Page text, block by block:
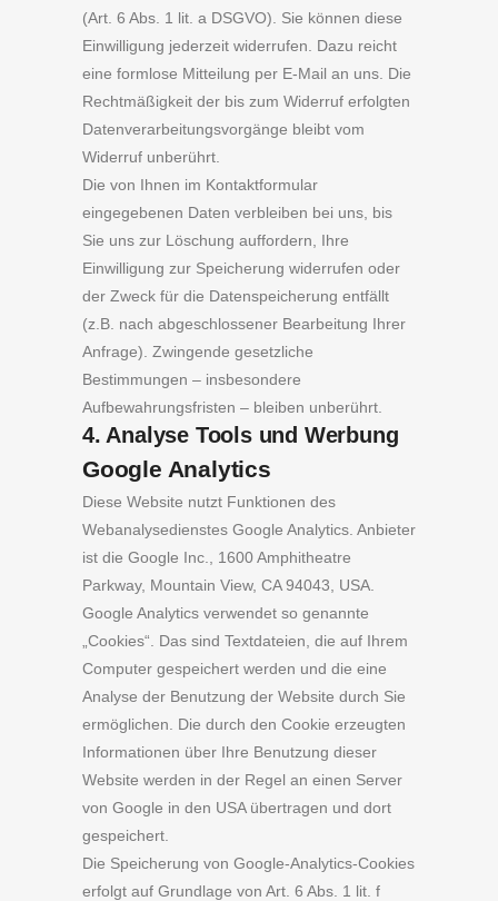
(Art. 6 Abs. 1 lit. a DSGVO). Sie können diese
Einwilligung jederzeit widerrufen. Dazu reicht
eine formlose Mitteilung per E-Mail an uns. Die
Rechtmäßigkeit der bis zum Widerruf erfolgten
Datenverarbeitungsvorgänge bleibt vom
Widerruf unberührt.
Die von Ihnen im Kontaktformular
eingegebenen Daten verbleiben bei uns, bis
Sie uns zur Löschung auffordern, Ihre
Einwilligung zur Speicherung widerrufen oder
der Zweck für die Datenspeicherung entfällt
(z.B. nach abgeschlossener Bearbeitung Ihrer
Anfrage). Zwingende gesetzliche
Bestimmungen – insbesondere
Aufbewahrungsfristen – bleiben unberührt.
4. Analyse Tools und Werbung
Google Analytics
Diese Website nutzt Funktionen des
Webanalysedienstes Google Analytics. Anbieter
ist die Google Inc., 1600 Amphitheatre
Parkway, Mountain View, CA 94043, USA.
Google Analytics verwendet so genannte
„Cookies“. Das sind Textdateien, die auf Ihrem
Computer gespeichert werden und die eine
Analyse der Benutzung der Website durch Sie
ermöglichen. Die durch den Cookie erzeugten
Informationen über Ihre Benutzung dieser
Website werden in der Regel an einen Server
von Google in den USA übertragen und dort
gespeichert.
Die Speicherung von Google-Analytics-Cookies
erfolgt auf Grundlage von Art. 6 Abs. 1 lit. f